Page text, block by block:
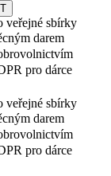
veřejné sbírky
darem
pro dárce
veřejné sbírky
darem
pro dárce